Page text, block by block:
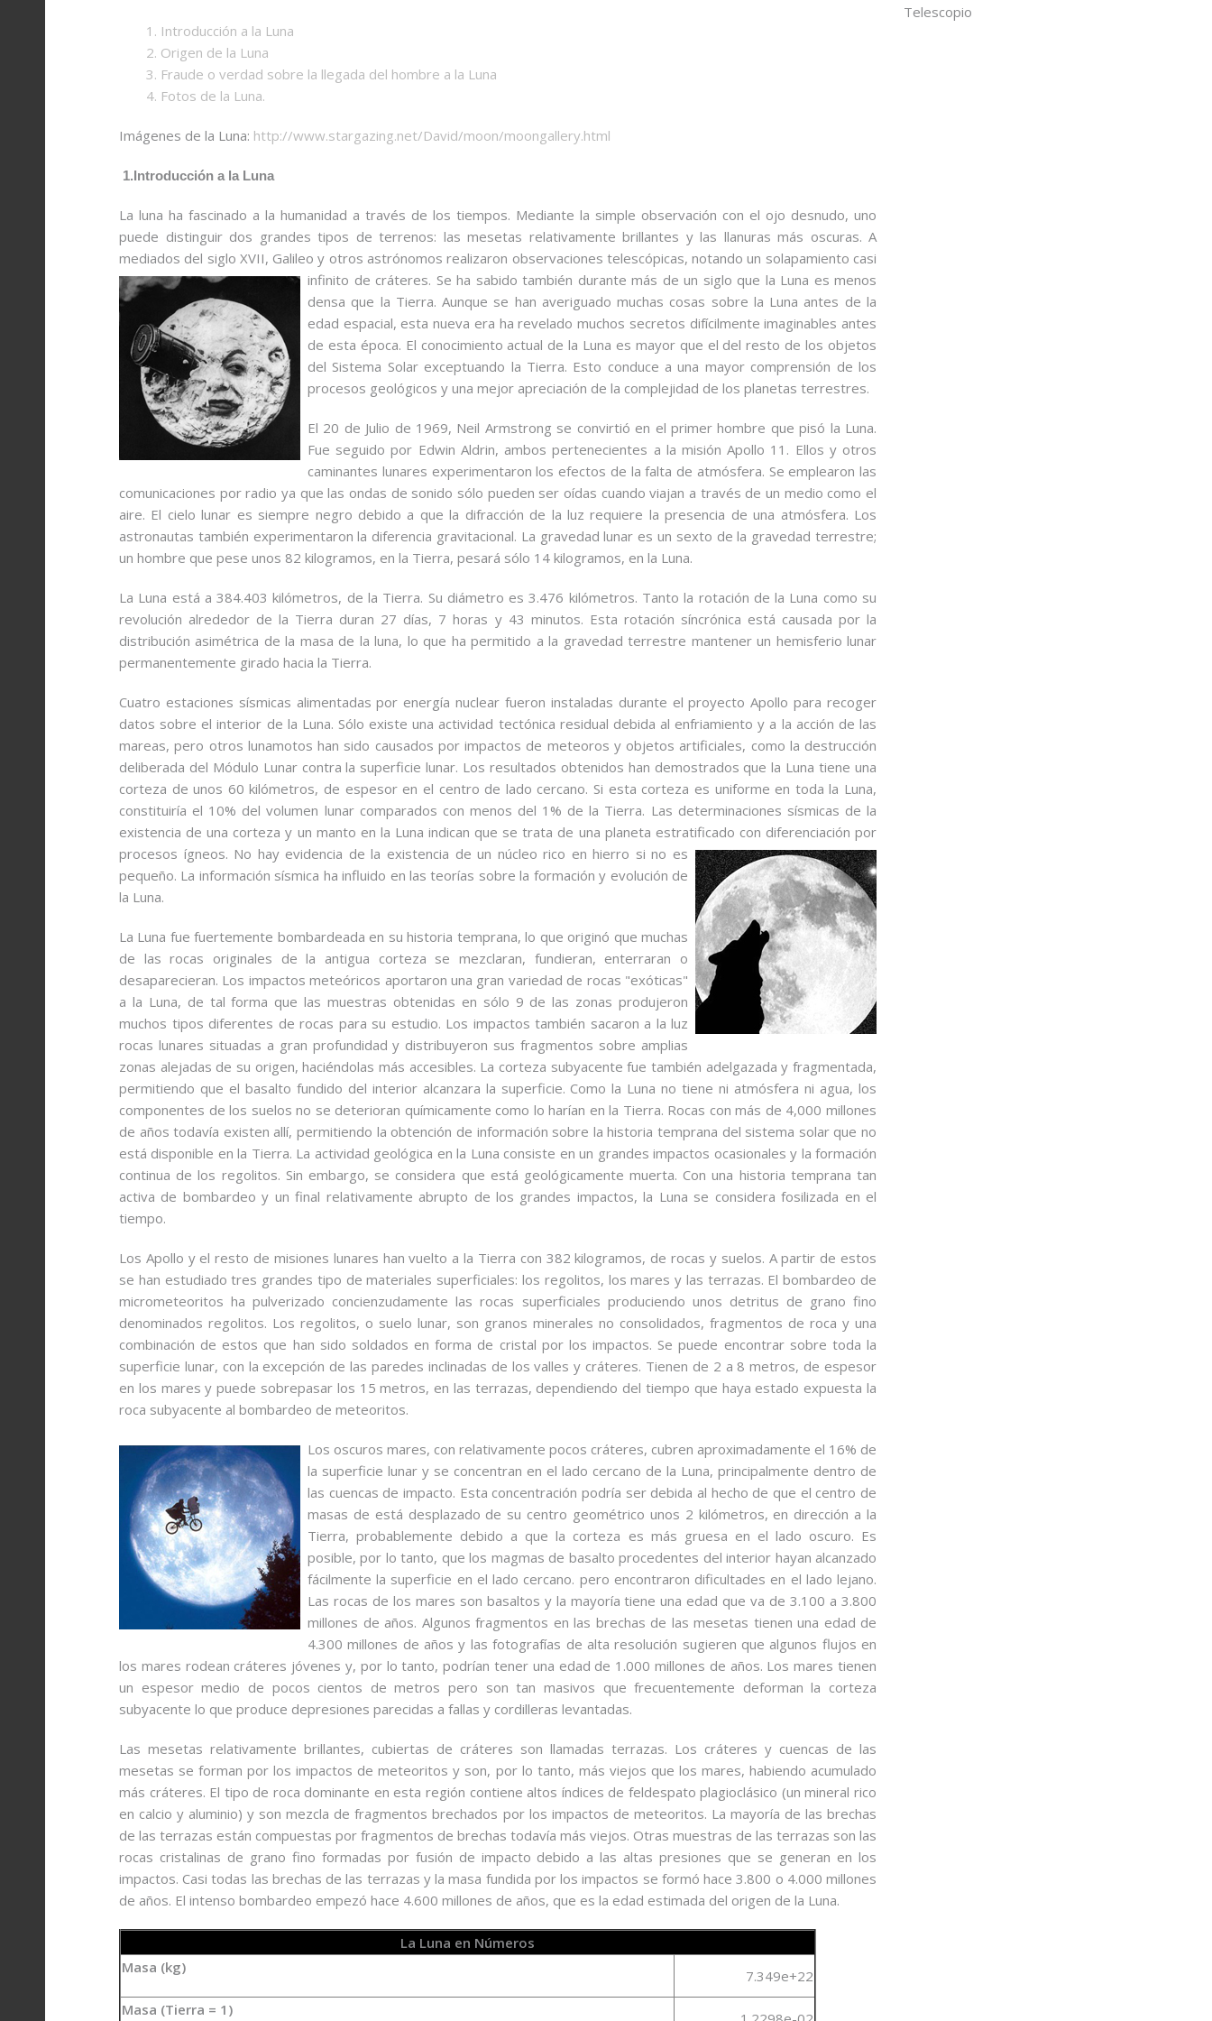
1. Introducción a la Luna
2. Origen de la Luna
3. Fraude o verdad sobre la llegada del hombre a la Luna
4. Fotos de la Luna.
Imágenes de la Luna: http://www.stargazing.net/David/moon/moongallery.html
1.Introducción a la Luna
La luna ha fascinado a la humanidad a través de los tiempos. Mediante la simple observación con el ojo desnudo, uno
puede distinguir dos grandes tipos de terrenos: las mesetas relativamente brillantes y las llanuras más oscuras. A
mediados del siglo XVII, Galileo y otros astrónomos realizaron observaciones telescópicas, notando un solapamiento casi
infinito de cráteres. Se ha sabido también durante más de un siglo que la Luna es menos
densa que la Tierra. Aunque se han averiguado muchas cosas sobre la Luna antes de la
edad espacial, esta nueva era ha revelado muchos secretos difícilmente imaginables antes
de esta época. El conocimiento actual de la Luna es mayor que el del resto de los objetos
del Sistema Solar exceptuando la Tierra. Esto conduce a una mayor comprensión de los
procesos geológicos y una mejor apreciación de la complejidad de los planetas terrestres.
El 20 de Julio de 1969, Neil Armstrong se convirtió en el primer hombre que pisó la Luna.
Fue seguido por Edwin Aldrin, ambos pertenecientes a la misión Apollo 11. Ellos y otros
caminantes lunares experimentaron los efectos de la falta de atmósfera. Se emplearon las
comunicaciones por radio ya que las ondas de sonido sólo pueden ser oídas cuando viajan a través de un medio como el
aire. El cielo lunar es siempre negro debido a que la difracción de la luz requiere la presencia de una atmósfera. Los
astronautas también experimentaron la diferencia gravitacional. La gravedad lunar es un sexto de la gravedad terrestre;
un hombre que pese unos 82 kilogramos, en la Tierra, pesará sólo 14 kilogramos, en la Luna.
La Luna está a 384.403 kilómetros, de la Tierra. Su diámetro es 3.476 kilómetros. Tanto la rotación de la Luna como su
revolución alrededor de la Tierra duran 27 días, 7 horas y 43 minutos. Esta rotación síncrónica está causada por la
distribución asimétrica de la masa de la luna, lo que ha permitido a la gravedad terrestre mantener un hemisferio lunar
permanentemente girado hacia la Tierra.
Cuatro estaciones sísmicas alimentadas por energía nuclear fueron instaladas durante el proyecto Apollo para recoger
datos sobre el interior de la Luna. Sólo existe una actividad tectónica residual debida al enfriamiento y a la acción de las
mareas, pero otros lunamotos han sido causados por impactos de meteoros y objetos artificiales, como la destrucción
deliberada del Módulo Lunar contra la superficie lunar. Los resultados obtenidos han demostrados que la Luna tiene una
corteza de unos 60 kilómetros, de espesor en el centro de lado cercano. Si esta corteza es uniforme en toda la Luna,
constituiría el 10% del volumen lunar comparados con menos del 1% de la Tierra. Las determinaciones sísmicas de la
existencia de una corteza y un manto en la Luna indican que se trata de una planeta estratificado con diferenciación por
procesos ígneos. No hay evidencia de la existencia de un núcleo rico en hierro si no es
pequeño. La información sísmica ha influido en las teorías sobre la formación y evolución de
la Luna.
La Luna fue fuertemente bombardeada en su historia temprana, lo que originó que muchas
de las rocas originales de la antigua corteza se mezclaran, fundieran, enterraran o
desaparecieran. Los impactos meteóricos aportaron una gran variedad de rocas "exóticas"
a la Luna, de tal forma que las muestras obtenidas en sólo 9 de las zonas produjeron
muchos tipos diferentes de rocas para su estudio. Los impactos también sacaron a la luz
rocas lunares situadas a gran profundidad y distribuyeron sus fragmentos sobre amplias
zonas alejadas de su origen, haciéndolas más accesibles. La corteza subyacente fue también adelgazada y fragmentada,
permitiendo que el basalto fundido del interior alcanzara la superficie. Como la Luna no tiene ni atmósfera ni agua, los
componentes de los suelos no se deterioran químicamente como lo harían en la Tierra. Rocas con más de 4,000 millones
de años todavía existen allí, permitiendo la obtención de información sobre la historia temprana del sistema solar que no
está disponible en la Tierra. La actividad geológica en la Luna consiste en un grandes impactos ocasionales y la formación
continua de los regolitos. Sin embargo, se considera que está geológicamente muerta. Con una historia temprana tan
activa de bombardeo y un final relativamente abrupto de los grandes impactos, la Luna se considera fosilizada en el
tiempo.
Los Apollo y el resto de misiones lunares han vuelto a la Tierra con 382 kilogramos, de rocas y suelos. A partir de estos
se han estudiado tres grandes tipo de materiales superficiales: los regolitos, los mares y las terrazas. El bombardeo de
micrometeoritos ha pulverizado concienzudamente las rocas superficiales produciendo unos detritus de grano fino
denominados regolitos. Los regolitos, o suelo lunar, son granos minerales no consolidados, fragmentos de roca y una
combinación de estos que han sido soldados en forma de cristal por los impactos. Se puede encontrar sobre toda la
superficie lunar, con la excepción de las paredes inclinadas de los valles y cráteres. Tienen de 2 a 8 metros, de espesor
en los mares y puede sobrepasar los 15 metros, en las terrazas, dependiendo del tiempo que haya estado expuesta la
roca subyacente al bombardeo de meteoritos.
Los oscuros mares, con relativamente pocos cráteres, cubren aproximadamente el 16% de
la superficie lunar y se concentran en el lado cercano de la Luna, principalmente dentro de
las cuencas de impacto. Esta concentración podría ser debida al hecho de que el centro de
masas de está desplazado de su centro geométrico unos 2 kilómetros, en dirección a la
Tierra, probablemente debido a que la corteza es más gruesa en el lado oscuro. Es
posible, por lo tanto, que los magmas de basalto procedentes del interior hayan alcanzado
fácilmente la superficie en el lado cercano. pero encontraron dificultades en el lado lejano.
Las rocas de los mares son basaltos y la mayoría tiene una edad que va de 3.100 a 3.800
millones de años. Algunos fragmentos en las brechas de las mesetas tienen una edad de
4.300 millones de años y las fotografías de alta resolución sugieren que algunos flujos en
los mares rodean cráteres jóvenes y, por lo tanto, podrían tener una edad de 1.000 millones de años. Los mares tienen
un espesor medio de pocos cientos de metros pero son tan masivos que frecuentemente deforman la corteza
subyacente lo que produce depresiones parecidas a fallas y cordilleras levantadas.
Las mesetas relativamente brillantes, cubiertas de cráteres son llamadas terrazas. Los cráteres y cuencas de las
mesetas se forman por los impactos de meteoritos y son, por lo tanto, más viejos que los mares, habiendo acumulado
más cráteres. El tipo de roca dominante en esta región contiene altos índices de feldespato plagioclásico (un mineral rico
en calcio y aluminio) y son mezcla de fragmentos brechados por los impactos de meteoritos. La mayoría de las brechas
de las terrazas están compuestas por fragmentos de brechas todavía más viejos. Otras muestras de las terrazas son las
rocas cristalinas de grano fino formadas por fusión de impacto debido a las altas presiones que se generan en los
impactos. Casi todas las brechas de las terrazas y la masa fundida por los impactos se formó hace 3.800 o 4.000 millones
de años. El intenso bombardeo empezó hace 4.600 millones de años, que es la edad estimada del origen de la Luna.
La Luna en Números
Masa (kg)
7.349e+22
Masa (Tierra = 1)
Telescopio